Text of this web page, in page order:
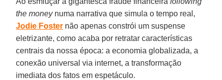
the moneynuma narrativa que simula o tempo real,
Jodie Foster não apenas constrói um suspense
eletrizante, como acaba por retratar características
centrais da nossa época: a economia globalizada, a
conexão universal via internet, a transformação
imediata dos fatos em espetáculo.